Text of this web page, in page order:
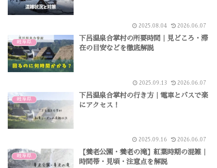
2025.08.04 2026.06.07
岐阜県
下呂温泉合掌村の所要時間｜見どころ・滞
在の目安などを徹底解説
2025.09.13 2026.06.07
岐阜県
下呂温泉合掌村の行き方｜電車とバスで楽
にアクセス！
2025.09.16 2026.06.07
岐阜県
【養老公園・養老の滝】紅葉時期の混雑｜
時間帯・見頃・注意点を解説